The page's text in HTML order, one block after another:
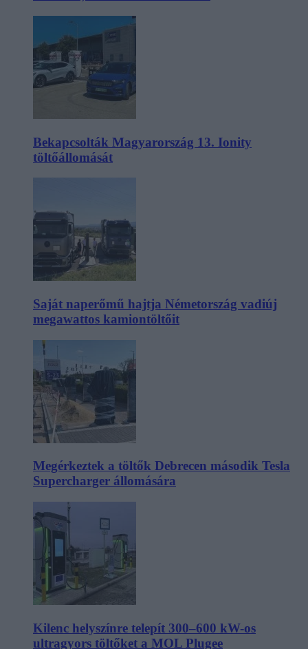
Bekapcsolták Magyarország 13. Ionity
töltőállomását
Saját naperőmű hajtja Németország vadiúj
megawattos kamiontöltőit
Megérkeztek a töltők Debrecen második Tesla
Supercharger állomására
Kilenc helyszínre telepít 300–600 kW-os
ultragyors töltőket a MOL Plugee